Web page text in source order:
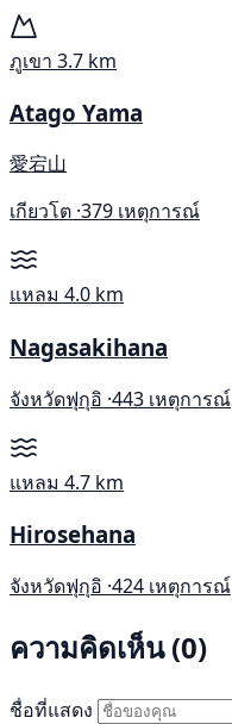
ภูเขา 3.7 km
Atago Yama
愛宕山
เกียวโต ·379 เหตุการณ์
แหลม 4.0 km
Nagasakihana
จังหวัดฟุกุอิ ·443 เหตุการณ์
แหลม 4.7 km
Hirosehana
จังหวัดฟุกุอิ ·424 เหตุการณ์
ความคิดเห็น (0)
ชื่อที่แสดง